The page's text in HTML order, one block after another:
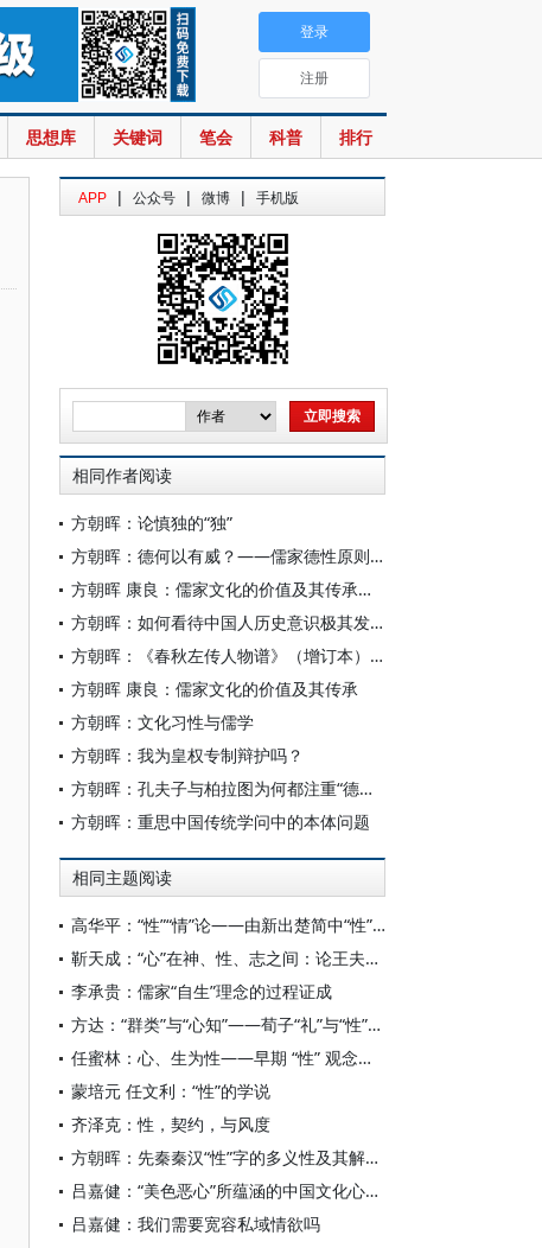
思想库 关键词 笔会 科普 排行
登录
注册
APP | 公众号 | 微博 | 手机版
相同作者阅读
方朝晖：论慎独的“独”
方朝晖：德何以有威？——儒家德性原则的文化心理机制
方朝晖 康良：儒家文化的价值及其传承——方朝晖先生访谈
方朝晖：如何看待中国人历史意识极其发达？
方朝晖：《春秋左传人物谱》（增订本）修订后记
方朝晖 康良：儒家文化的价值及其传承
方朝晖：文化习性与儒学
方朝晖：我为皇权专制辩护吗？
方朝晖：孔夫子与柏拉图为何都注重“德性”？
方朝晖：重思中国传统学问中的本体问题
相同主题阅读
高华平：“性”“情”论——由新出楚简中“性”、“情”二字的形义引发的思考
靳天成：“心”在神、性、志之间：论王夫之“心”在天人之际的定位
李承贵：儒家“自生”理念的过程证成
方达：“群类”与“心知”——荀子“礼”与“性”的秩序内涵及逻辑关系
任蜜林：心、生为性——早期 “性” 观念的发生学考察
蒙培元 任文利：“性”的学说
齐泽克：性，契约，与风度
方朝晖：先秦秦汉“性”字的多义性及其解释框架
吕嘉健：“美色恶心”所蕴涵的中国文化心理诠释
吕嘉健：我们需要宽容私域情欲吗